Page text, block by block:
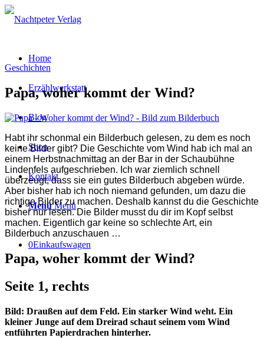
Home
Erzählwerkstatt
Blog
Shop
Kontakt
Menü Menü
0Einkaufswagen
Geschichten
Papa, woher kommt der Wind?
Habt ihr schonmal ein Bilderbuch gelesen, zu dem es noch
keine Bilder gibt? Die Geschichte vom Wind hab ich mal an
einem Herbstnachmittag an der Bar in der Schaubühne
Lindenfels aufgeschrieben. Ich war ziemlich schnell
überzeugt, dass sie ein gutes Bilderbuch abgeben würde.
Aber bisher hab ich noch niemand gefunden, um dazu die
richtige Bilder zu machen. Deshalb kannst du die Geschichte
bisher nur lesen. Die Bilder musst du dir im Kopf selbst
machen. Eigentlich gar keine so schlechte Art, ein
Bilderbuch anzuschauen …
Papa, woher kommt der Wind?
Seite 1, rechts
Bild: Draußen auf dem Feld. Ein starker Wind weht. Ein
kleiner Junge auf dem Dreirad schaut seinem vom Wind
entführten Papierdrachen hinterher.